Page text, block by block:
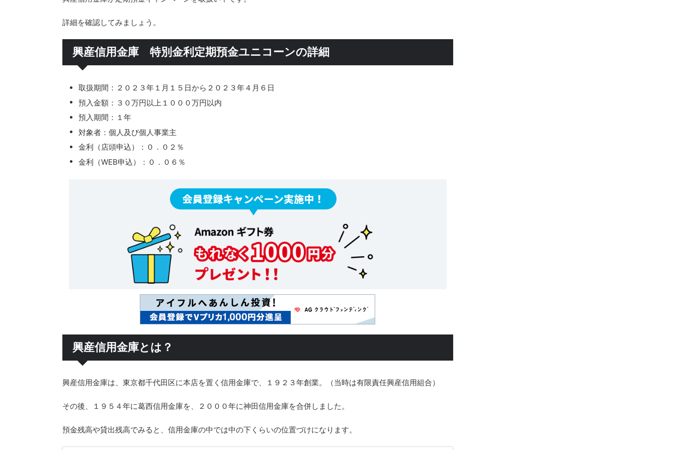
詳細を確認してみましょう。
興産信用金庫 特別金利定期預金ユニコーンの詳細
取扱期間：２０２３年１月１５日から２０２３年４月６日
預入金額：３０万円以上１０００万円以内
預入期間：１年
対象者：個人及び個人事業主
金利（店頭申込）：０．０２％
金利（WEB申込）：０．０６％
興産信用金庫とは？
興産信用金庫は、東京都千代田区に本店を置く信用金庫で、１９２３年創業。（当時は有限責任興産信用組合）
その後、１９５４年に葛西信用金庫を、２０００年に神田信用金庫を合併しました。
預金残高や貸出残高でみると、信用金庫の中では中の下くらいの位置づけになります。